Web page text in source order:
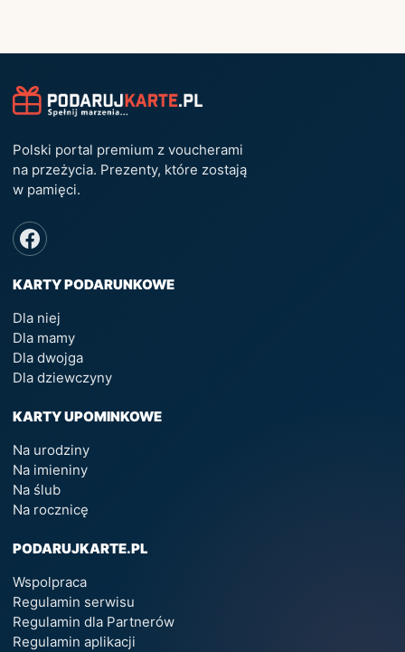
Polski portal premium z voucherami
na przeżycia. Prezenty, które zostają
w pamięci.
KARTY PODARUNKOWE
Dla niej
Dla mamy
Dla dwojga
Dla dziewczyny
KARTY UPOMINKOWE
Na urodziny
Na imieniny
Na ślub
Na rocznicę
PODARUJKARTE.PL
Wspolpraca
Regulamin serwisu
Regulamin dla Partnerów
Regulamin aplikacji